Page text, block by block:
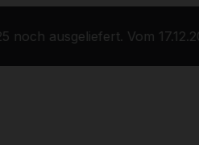
noch ausgeliefert. Vom